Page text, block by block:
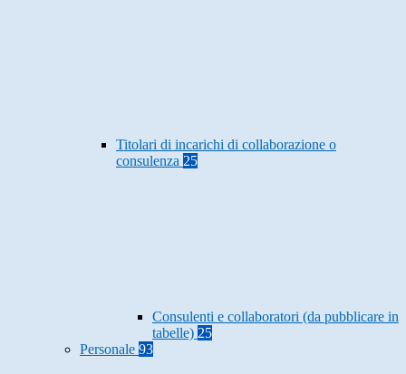
Titolari di incarichi di collaborazione o
consulenza 25
Consulenti e collaboratori (da pubblicare in
tabelle) 25
Personale 93